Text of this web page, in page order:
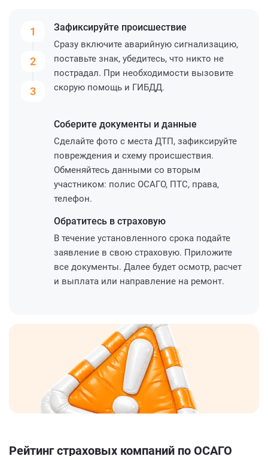
1
2
3
Зафиксируйте происшествие
Сразу включите аварийную сигнализацию,
поставьте знак, убедитесь, что никто не
пострадал. При необходимости вызовите
скорую помощь и ГИБДД.
Соберите документы и данные
Сделайте фото с места ДТП, зафиксируйте
повреждения и схему происшествия.
Обменяйтесь данными со вторым
участником: полис ОСАГО, ПТС, права,
телефон.
Обратитесь в страховую
В течение установленного срока подайте
заявление в свою страховую. Приложите
все документы. Далее будет осмотр, расчет
и выплата или направление на ремонт.
Рейтинг страховых компаний по ОСАГО